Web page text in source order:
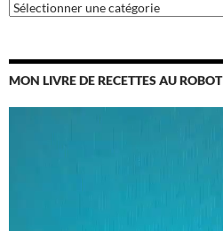
Catégories
MON LIVRE DE RECETTES AU ROBOT